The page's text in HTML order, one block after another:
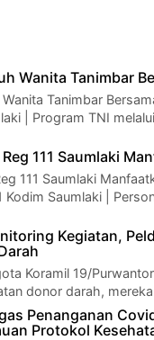
Wanita Tanimbar
Wanita Tanimbar
| Program TNI
111 Saumlaki
111 Saumlaki
Kodim Saumlaki |
Kegiatan,
Koramil 19/
donor darah,
Penanganan
Protokol